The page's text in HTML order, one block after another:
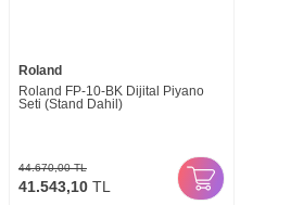
Roland
Roland FP-10-BK Dijital Piyano
Seti (Stand Dahil)
44.670,00TL
41.543,10 TL